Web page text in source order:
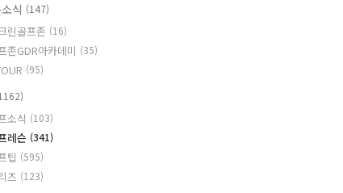
식 (147)
린골프존 (16)
존GDR아카데미 (35)
(95)
소식 (103)
레슨 (341)
팁 (595)
즈 (123)